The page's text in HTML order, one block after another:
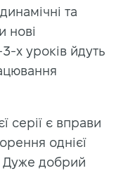
та
нові
х уроків йдуть
серії є вправи
однієї
Дуже добрий